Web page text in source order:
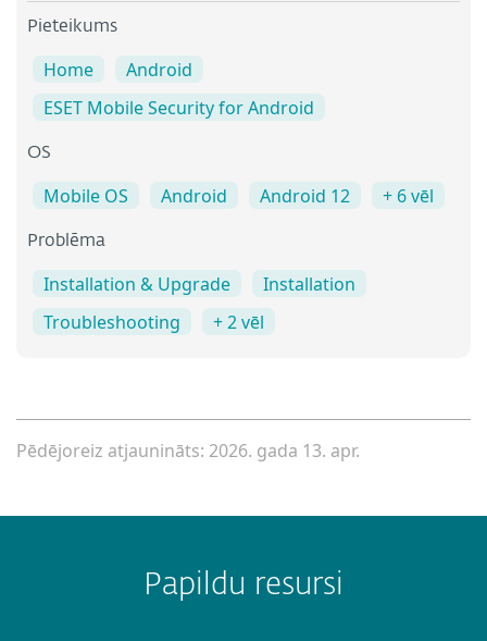
Pieteikums
Home
Android
ESET Mobile Security for Android
OS
Mobile OS Android Android 12 + 6 vēl
Problēma
Installation & Upgrade
Installation
Troubleshooting
+ 2 vēl
Pēdējoreiz atjaunināts: 2026. gada 13. apr.
Papildu resursi